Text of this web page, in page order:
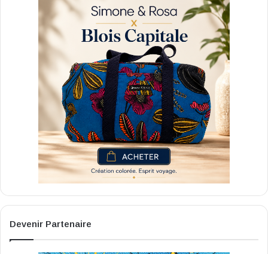
Devenir Partenaire